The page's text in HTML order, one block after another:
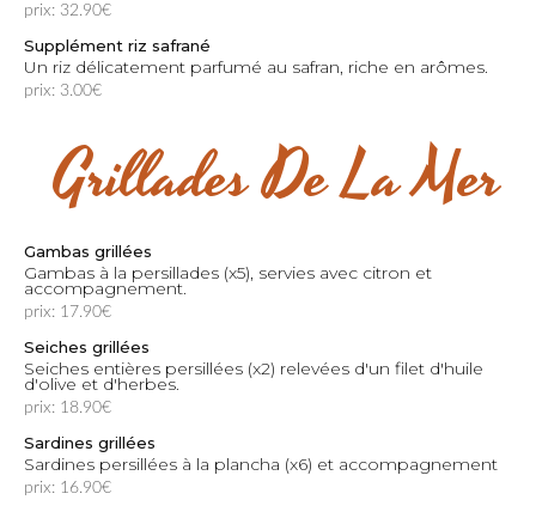
prix: 32.90€
Supplément riz safrané
Un riz délicatement parfumé au safran, riche en arômes.
prix: 3.00€
Grillades De La Mer
Gambas grillées
Gambas à la persillades (x5), servies avec citron et
accompagnement.
prix: 17.90€
Seiches grillées
Seiches entières persillées (x2) relevées d'un filet d'huile
d'olive et d'herbes.
prix: 18.90€
Sardines grillées
Sardines persillées à la plancha (x6) et accompagnement
prix: 16.90€